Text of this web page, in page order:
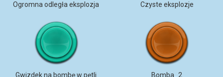
Ogromna odległa eksplozja Czyste eksplozje
Gwizdek na bombę w pętli Bomba_2